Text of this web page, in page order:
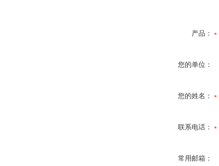
产品：
您的单位：
您的姓名：
联系电话：
常用邮箱：